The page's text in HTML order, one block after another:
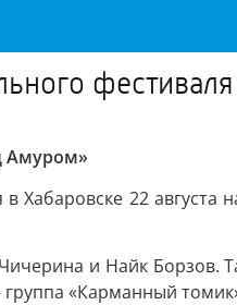
Амуром»
Хабаровске 22
и Найк Борзов.
группа «Карманный